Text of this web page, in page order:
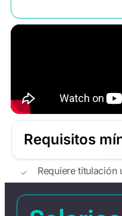
Requisitos
Requiere titulación